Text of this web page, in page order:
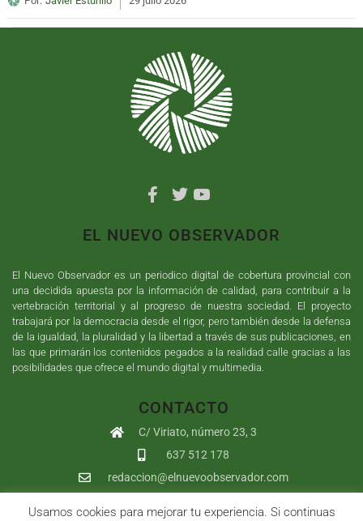
EL NUEVO OBSERVADOR
El Nuevo Observador es un periodico digital de cobertura provincial con
una decidida apuesta por la información de calidad, para contribuir a la
vertebración territorial y al progreso de nuestra sociedad. El proyecto
trabajará por la democracia desde el rigor, pero también desde la defensa
de la igualdad, la pluralidad y la libertad a través de sus publicaciones, en
las que primarán los contenidos pegados a la realidad calle gracias a las
posibilidades que ofrece el mundo digital y multimedia.
CONTACTO
C/ Viriato, número 23, 3
637 512 178
redaccion@elnuevoobservador.com
Usamos cookies para mejorar tu experiencia. Si continuas